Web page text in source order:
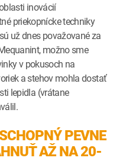
inovácií
priekopnícke techniky
už dnes považované za
možno sme
v pokusoch na
a stehov mohla dostať
lepidla (vrátane
PEVNE
AŽ NA 20-